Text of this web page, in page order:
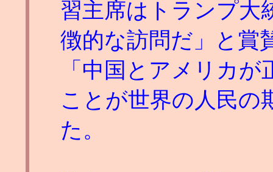
習主席はトランプ大
徴的な訪問だ」と賞
「中国とアメリカ
ことが世界の人民の
た。